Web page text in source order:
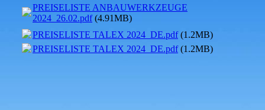
PREISELISTE ANBAUWERKZEUGE
2024_26.02.pdf(4.91MB)
PREISELISTE TALEX 2024_DE.pdf(1.2MB)
PREISELISTE TALEX 2024_DE.pdf(1.2MB)